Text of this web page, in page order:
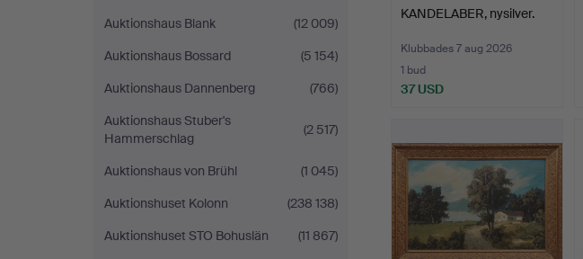
Auktionshaus Blank
(12 009)
Auktionshaus Bossard
(5 154)
Auktionshaus Dannenberg
(766)
Auktionshaus Stuber's
Hammerschlag
(2 517)
Auktionshaus von Brühl
(1 045)
Auktionshuset Kolonn
(238 138)
Auktionshuset STO Bohuslän
(11 867)
KANDELABER, nysilver.
Klubbades 7 aug 2026
1 bud
37 USD